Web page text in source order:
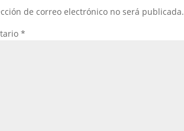
de correo electrónico no será publicada.
*